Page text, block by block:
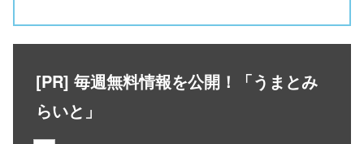
[PR] 毎週無料情報を公開！「うまとみ
らいと」